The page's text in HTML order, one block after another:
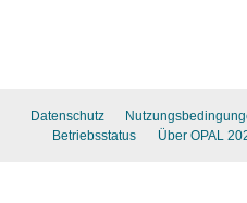
Datenschutz
Betriebsstatus
Über OPAL